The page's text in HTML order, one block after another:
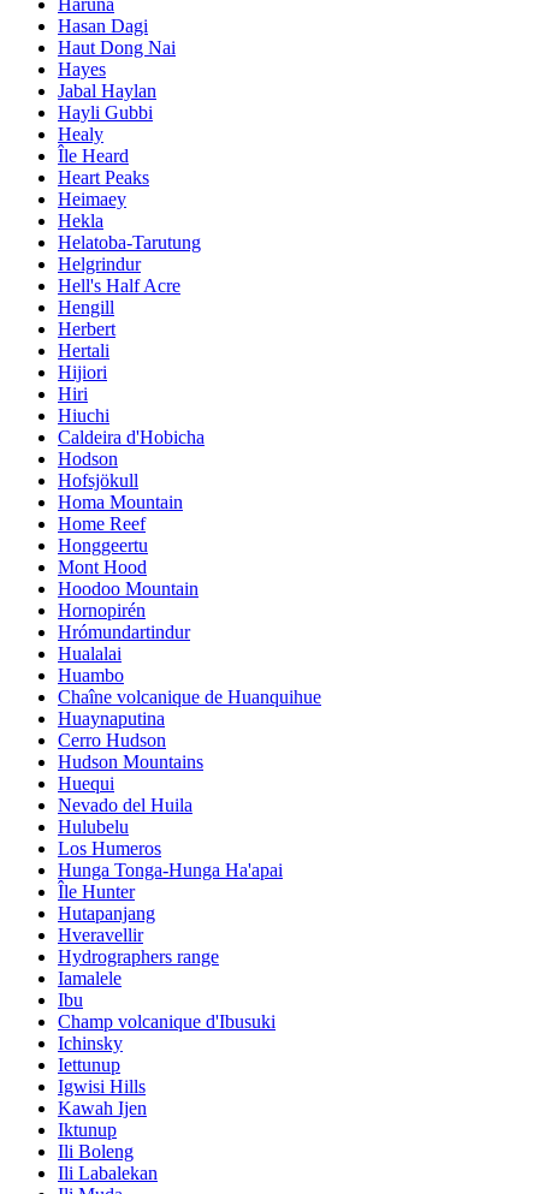
Hasan Dagi
Haut Dong Nai
Hayes
Jabal Haylan
Hayli Gubbi
Healy
Île Heard
Heart Peaks
Heimaey
Hekla
Helatoba-Tarutung
Helgrindur
Hell's Half Acre
Hengill
Herbert
Hertali
Hijiori
Hiri
Hiuchi
Caldeira d'Hobicha
Hodson
Hofsjökull
Homa Mountain
Home Reef
Honggeertu
Mont Hood
Hoodoo Mountain
Hornopirén
Hrómundartindur
Hualalai
Huambo
Chaîne volcanique de Huanquihue
Huaynaputina
Cerro Hudson
Hudson Mountains
Huequi
Nevado del Huila
Hulubelu
Los Humeros
Hunga Tonga-Hunga Ha'apai
Île Hunter
Hutapanjang
Hveravellir
Hydrographers range
Iamalele
Ibu
Champ volcanique d'Ibusuki
Ichinsky
Iettunup
Igwisi Hills
Kawah Ijen
Iktunup
Ili Boleng
Ili Labalekan